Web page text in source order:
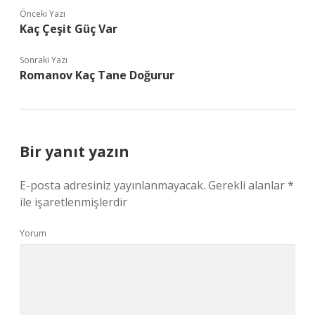
Önceki Yazı
Kaç Çeşit Güç Var
Sonraki Yazı
Romanov Kaç Tane Doğurur
Bir yanıt yazın
E-posta adresiniz yayınlanmayacak. Gerekli alanlar*
ile işaretlenmişlerdir
Yorum